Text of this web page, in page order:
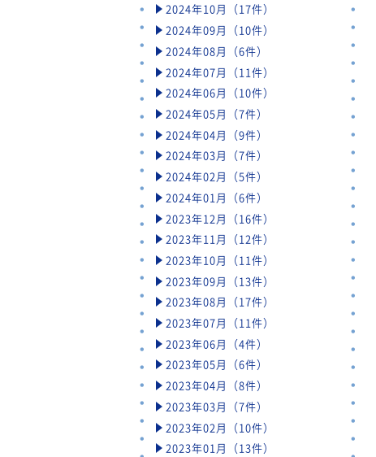
2024年10月（17件）
2024年09月（10件）
2024年08月（6件）
2024年07月（11件）
2024年06月（10件）
2024年05月（7件）
2024年04月（9件）
2024年03月（7件）
2024年02月（5件）
2024年01月（6件）
2023年12月（16件）
2023年11月（12件）
2023年10月（11件）
2023年09月（13件）
2023年08月（17件）
2023年07月（11件）
2023年06月（4件）
2023年05月（6件）
2023年04月（8件）
2023年03月（7件）
2023年02月（10件）
2023年01月（13件）